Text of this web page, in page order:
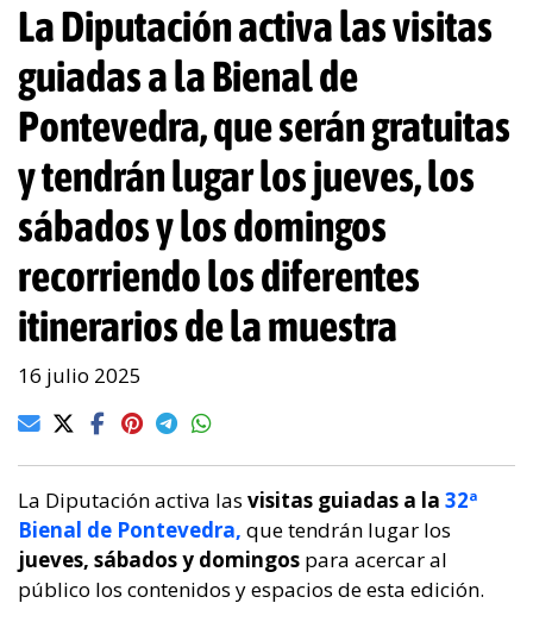
La Diputación activa las visitas
guiadas a la Bienal de
Pontevedra, que serán gratuitas
y tendrán lugar los jueves, los
sábados y los domingos
recorriendo los diferentes
itinerarios de la muestra
16 julio 2025
La Diputación activa las visitas guiadas a la 32ª
Bienal de Pontevedra, que tendrán lugar los
jueves, sábados y domingos para acercar al
público los contenidos y espacios de esta edición.